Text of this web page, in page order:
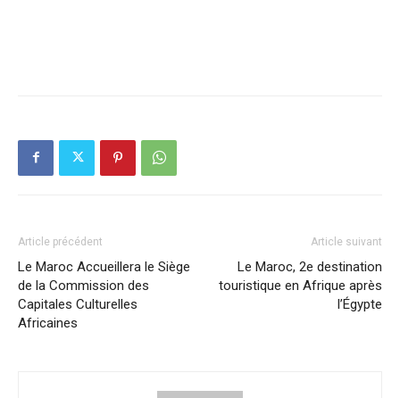
Article précédent
Le Maroc Accueillera le Siège
de la Commission des
Capitales Culturelles
Africaines
Article suivant
Le Maroc, 2e destination
touristique en Afrique après
l’Égypte